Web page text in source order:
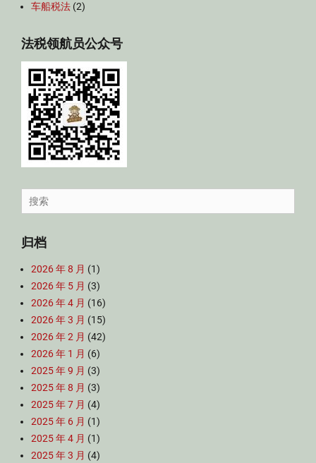
车船税法 (2)
法税领航员公众号
Search
for:
归档
2026 年 8 月 (1)
2026 年 5 月 (3)
2026 年 4 月 (16)
2026 年 3 月 (15)
2026 年 2 月 (42)
2026 年 1 月 (6)
2025 年 9 月 (3)
2025 年 8 月 (3)
2025 年 7 月 (4)
2025 年 6 月 (1)
2025 年 4 月 (1)
2025 年 3 月 (4)